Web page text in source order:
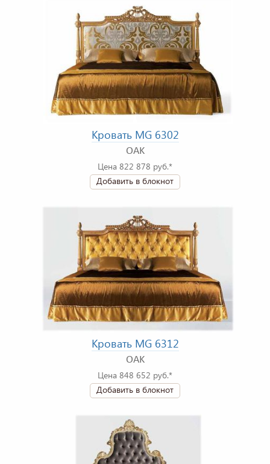
Кровать MG 6302
OAK
Цена 822 878 руб.*
Добавить в блокнот
Кровать MG 6312
OAK
Цена 848 652 руб.*
Добавить в блокнот